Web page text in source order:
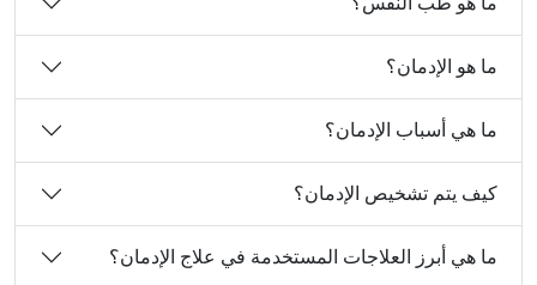
ما هو الإدمان؟
ما هي أسباب الإدمان؟
كيف يتم تشخيص الإدمان؟
ما هي أبرز العلاجات المستخدمة في علاج الإدمان؟